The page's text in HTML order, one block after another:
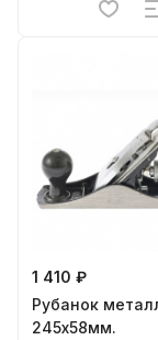
1 410 ₽
Рубанок
245х58мм.